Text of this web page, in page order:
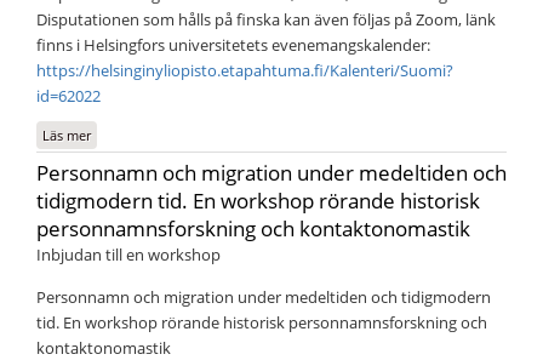
Disputationen som hålls på finska kan även följas på Zoom, länk
finns i Helsingfors universitetets evenemangskalender:
https://helsinginyliopisto.etapahtuma.fi/Kalenteri/Suomi?
id=62022
Läs merom Disputation: Jaakko Raunamaa, Finnic anthroponymy in the Middle
Ages: Perspectives on pre-Christian and early Christian personal names
Personnamn och migration under medeltiden och
tidigmodern tid. En workshop rörande historisk
personnamnsforskning och kontaktonomastik
Inbjudan till en workshop
Personnamn och migration under medeltiden och tidigmodern
tid. En workshop rörande historisk personnamnsforskning och
kontaktonomastik